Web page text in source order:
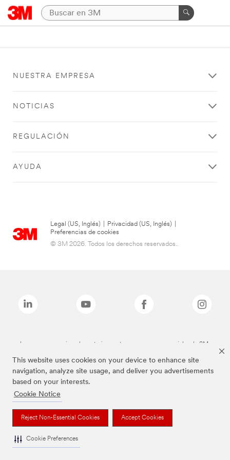
This website uses cookies on your device to enhance site
navigation, analyze site usage, and deliver you advertisements
based on your interests.
Cookie Notice
Reject Non-Essential Cookies Accept Cookies
Cookie Preferences
NUESTRA EMPRESA
NOTICIAS
REGULACIÓN
AYUDA
Legal (US, Inglés) Privacidad (US, Inglés)
Preferencias de cookies
© 3M 2026. Todos los derechos reservados..
Las marcas mencionadas anteriormente son marcas comerciales de 3M.